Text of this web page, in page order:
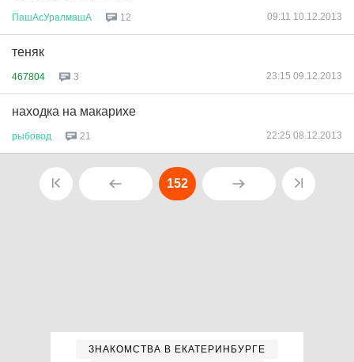
ПашАсУралмашА 12 09:11 10.12.2013
теняк
467804 3 23:15 09.12.2013
находка на макарихе
рыбовод 21 22:25 08.12.2013
152
ЗНАКОМСТВА В ЕКАТЕРИНБУРГЕ